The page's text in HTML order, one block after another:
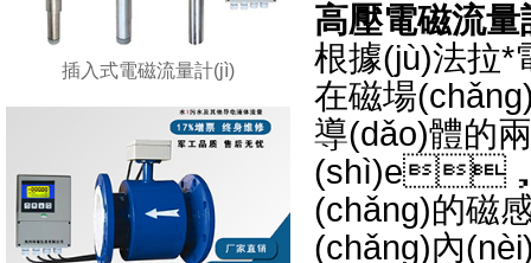
插入式電磁流量計(jì)
高壓電磁流
根據(jù)法拉*
在磁場
導(dǎo)體的
(shì)e，
(chǎng)的磁
(chǎng)內